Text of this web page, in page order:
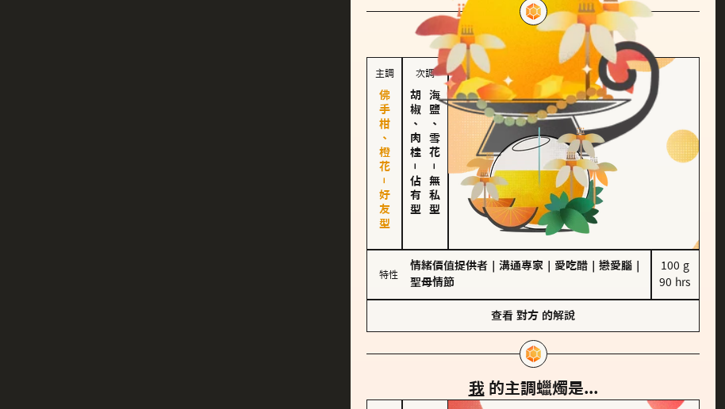
對方的主調蠟燭是...
主調
佛手柑、橙花－好友型
次調
胡椒、肉桂
－
佔有型
海鹽、雪花
－
無私型
特性
情緒價值提供者 溝通專家 愛吃醋 戀愛腦
聖母情節
100 g
90 hrs
查看 對方 的解說
我 的主調蠟燭是...